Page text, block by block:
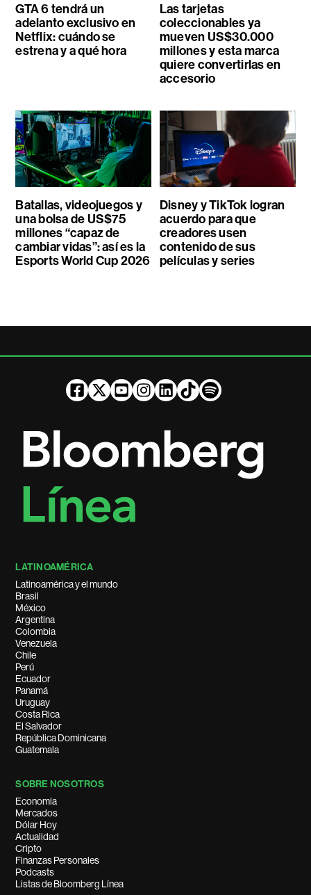
GTA 6 tendrá un
adelanto exclusivo en
Netflix: cuándo se
estrena y a qué hora
Las tarjetas
coleccionables ya
mueven US$30.000
millones y esta marca
quiere convertirlas en
accesorio
Batallas, videojuegos y
una bolsa de US$75
millones “capaz de
cambiar vidas”: así es la
Esports World Cup 2026
Disney y TikTok logran
acuerdo para que
creadores usen
contenido de sus
películas y series
LATINOAMÉRICA
Latinoamérica y el mundo
Brasil
México
Argentina
Colombia
Venezuela
Chile
Perú
Ecuador
Panamá
Uruguay
Costa Rica
El Salvador
República Dominicana
Guatemala
SOBRE NOSOTROS
Economía
Mercados
Dólar Hoy
Actualidad
Cripto
Finanzas Personales
Podcasts
Listas de Bloomberg Línea